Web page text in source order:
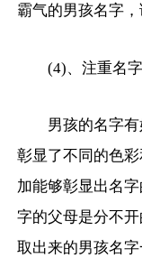
霸气的男孩名字，
(4)、注重名
男孩的名字
彰显了不同的色
加能够彰显出名
字的父母是分不
取出来的男孩名